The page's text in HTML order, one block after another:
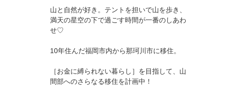
山と自然が好き。テントを担いで山を歩き、
満天の星空の下で過ごす時間が一番のしあわ
せ♡
10年住んだ福岡市内から那珂川市に移住。
［お金に縛られない暮らし］を目指して、山
間部へのさらなる移住を計画中！